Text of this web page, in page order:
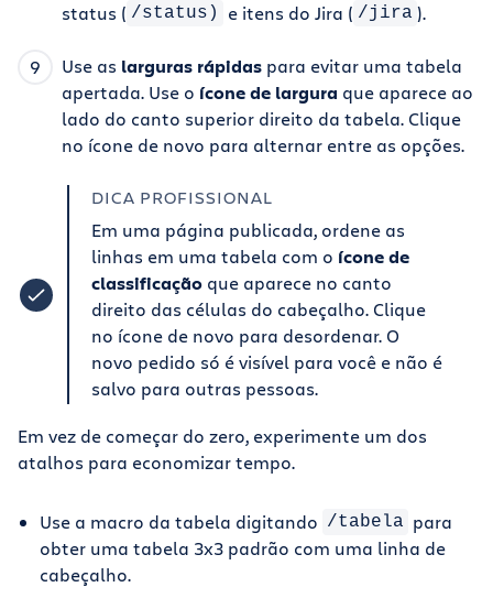
status ( /status) e itens do Jira ( /jira ).
Use as larguras rápidas para evitar uma tabela
apertada. Use o ícone de largura que aparece ao
lado do canto superior direito da tabela. Clique
no ícone de novo para alternar entre as opções.
DICA PROFISSIONAL
Em uma página publicada, ordene as
linhas em uma tabela com o ícone de
classificação que aparece no canto
direito das células do cabeçalho. Clique
no ícone de novo para desordenar. O
novo pedido só é visível para você e não é
salvo para outras pessoas.
Em vez de começar do zero, experimente um dos
atalhos para economizar tempo.
Use a macro da tabela digitando /tabela para
obter uma tabela 3x3 padrão com uma linha de
cabeçalho.